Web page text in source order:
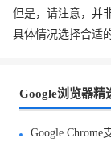
但是，请注意，并
具体情况选择合适
Google浏览器精
Google